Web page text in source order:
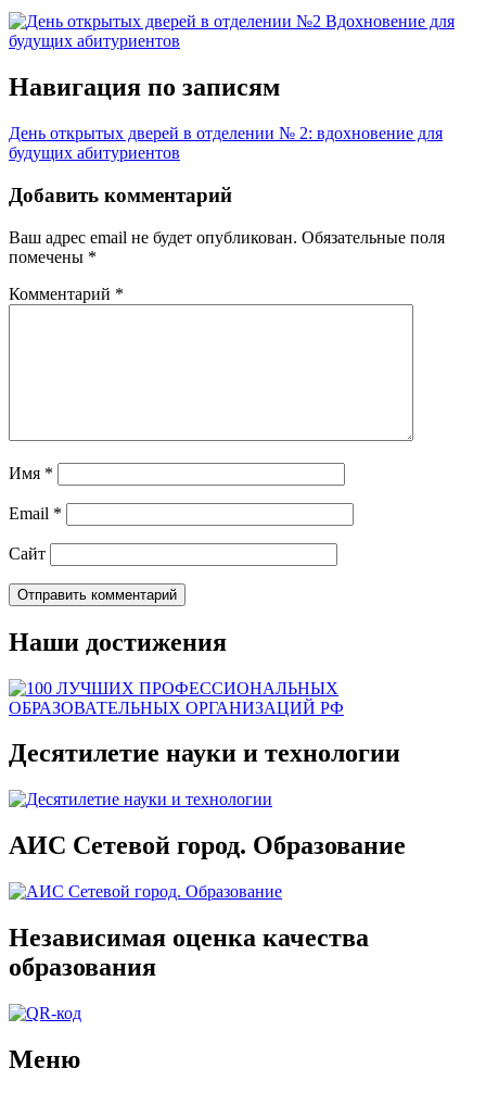
Навигация по записям
День открытых дверей в отделении № 2: вдохновение для
будущих абитуриентов
Добавить комментарий
Ваш адрес email не будет опубликован. Обязательные поля
помечены *
Комментарий *
Имя *
Email *
Сайт
Наши достижения
Десятилетие науки и технологии
АИС Сетевой город. Образование
Независимая оценка качества
образования
Меню